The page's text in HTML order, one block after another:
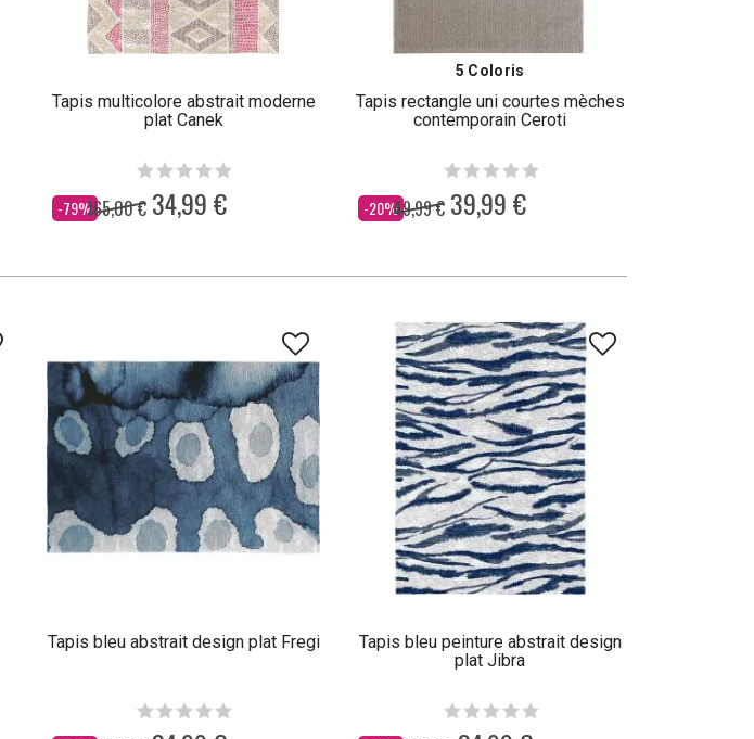
Tapis multicolore abstrait moderne
plat Canek
-79%
Dès 165,00 € 34,99 €
5 Coloris
Tapis rectangle uni courtes mèches
contemporain Ceroti
-20%
Dès 49,99 € 39,99 €
Tapis bleu abstrait design plat Fregi
Tapis bleu peinture abstrait design
plat Jibra